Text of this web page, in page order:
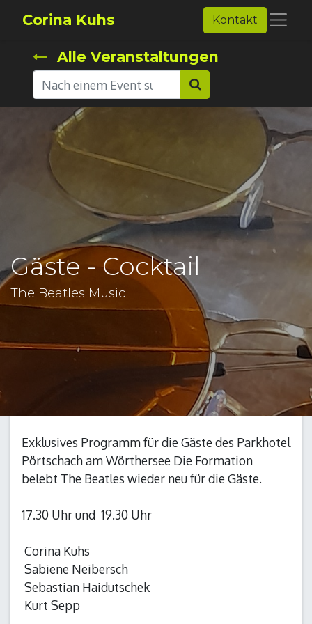
Corina Kuhs Kontakt
Alle Veranstaltungen
Gäste - Cocktail
The Beatles Music
Exklusives Programm für die Gäste des Parkhotel
Pörtschach am Wörthersee Die Formation
belebt The Beatles wieder neu für die Gäste.
17.30 Uhr und 19.30 Uhr
Corina Kuhs
Sabiene Neibersch
Sebastian Haidutschek
Kurt Sepp